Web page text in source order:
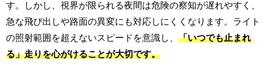
す。しかし、視界が限られる夜間は危険の察知が遅れやすく、
急な飛び出しや路面の異変にも対応しにくくなります。ライト
の照射範囲を超えないスピードを意識し、 「いつでも止まれ
る」走りを心がけることが大切です。